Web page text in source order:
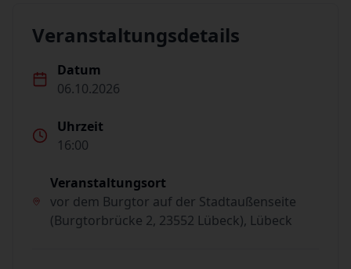
Veranstaltungsdetails
Datum
06.10.2026
Uhrzeit
16:00
Veranstaltungsort
vor dem Burgtor auf der Stadtaußenseite
(Burgtorbrücke 2, 23552 Lübeck), Lübeck